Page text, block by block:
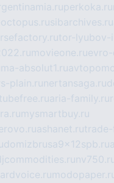
perkoka.ru
sibarchives.ru
tor-lyubov-
movieone.ru
ma-absolut1.ru
plain.ru nertansaga.ru
aria-family.ru
mysmartbuy.ru
ashanet.ru
domizbrusa9x12spb.ru